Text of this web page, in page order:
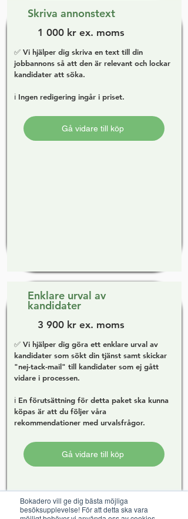
Bokadero vill ge dig bästa möjliga
besöksupplevelse! För att detta ska vara
Skriva annonstext
1 000 kr ex. moms
✅ Vi hjälper dig skriva en text till din
jobbannons så att den är relevant och lockar
kandidater att söka.
ℹ️ Ingen redigering ingår i priset.
Gå vidare till köp
Enklare urval av
kandidater
3 900 kr ex. moms
✅ Vi hjälper dig göra ett enklare urval av
kandidater som sökt din tjänst samt skickar
"nej-tack-mail" till kandidater som ej gått
vidare i processen.
ℹ️ En förutsättning för detta paket ska kunna
köpas är att du följer våra
rekommendationer med urvalsfrågor.
Gå vidare till köp